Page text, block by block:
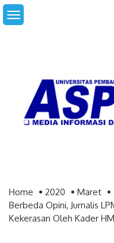
Skip
to
Home 2020
Maret
Berbeda Opini, Jurnalis
Kekerasan Oleh Kader